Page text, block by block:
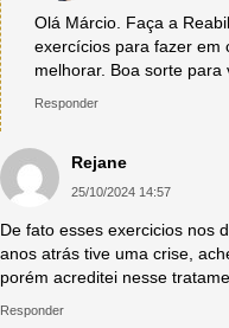
Olá Márcio. Faça a
exercícios para fazer em
melhorar. Boa sorte para
Responder
Rejane
25/10/2024 14:57
De fato esses exercicios nos
anos atrás tive uma crise,
porém acreditei nesse
Responder